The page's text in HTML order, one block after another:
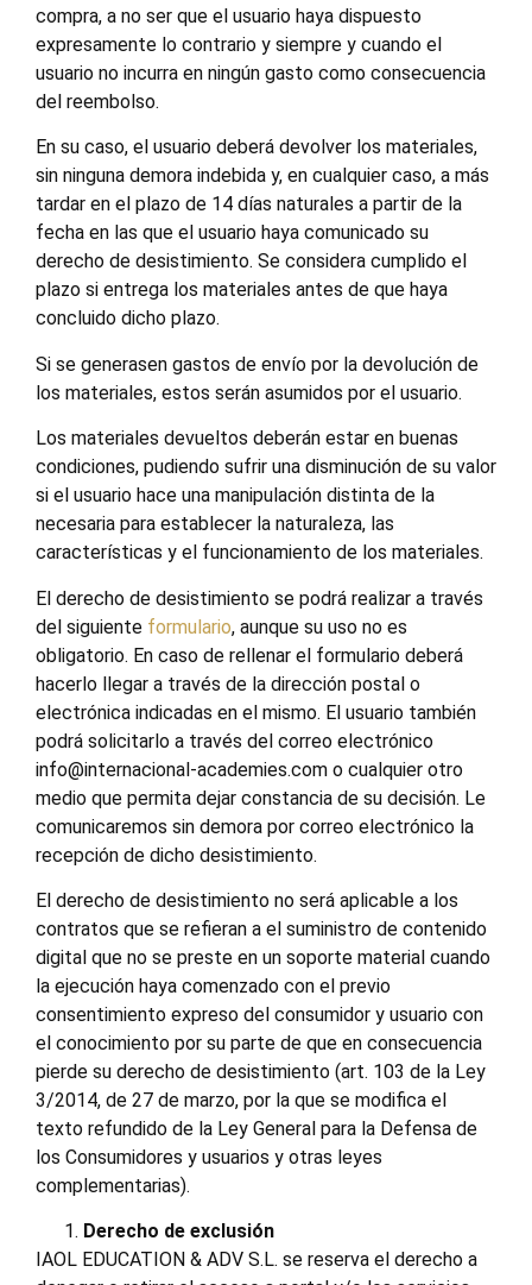
compra, a no ser que el usuario haya dispuesto
expresamente lo contrario y siempre y cuando el
usuario no incurra en ningún gasto como consecuencia
del reembolso.
En su caso, el usuario deberá devolver los materiales,
sin ninguna demora indebida y, en cualquier caso, a más
tardar en el plazo de 14 días naturales a partir de la
fecha en las que el usuario haya comunicado su
derecho de desistimiento. Se considera cumplido el
plazo si entrega los materiales antes de que haya
concluido dicho plazo.
Si se generasen gastos de envío por la devolución de
los materiales, estos serán asumidos por el usuario.
Los materiales devueltos deberán estar en buenas
condiciones, pudiendo sufrir una disminución de su valor
si el usuario hace una manipulación distinta de la
necesaria para establecer la naturaleza, las
características y el funcionamiento de los materiales.
El derecho de desistimiento se podrá realizar a través
del siguiente formulario, aunque su uso no es
obligatorio. En caso de rellenar el formulario deberá
hacerlo llegar a través de la dirección postal o
electrónica indicadas en el mismo. El usuario también
podrá solicitarlo a través del correo electrónico
info@internacional-academies.com o cualquier otro
medio que permita dejar constancia de su decisión. Le
comunicaremos sin demora por correo electrónico la
recepción de dicho desistimiento.
El derecho de desistimiento no será aplicable a los
contratos que se refieran a el suministro de contenido
digital que no se preste en un soporte material cuando
la ejecución haya comenzado con el previo
consentimiento expreso del consumidor y usuario con
el conocimiento por su parte de que en consecuencia
pierde su derecho de desistimiento (art. 103 de la Ley
3/2014, de 27 de marzo, por la que se modifica el
texto refundido de la Ley General para la Defensa de
los Consumidores y usuarios y otras leyes
complementarias).
Derecho de exclusión
IAOL EDUCATION & ADV S.L. se reserva el derecho a